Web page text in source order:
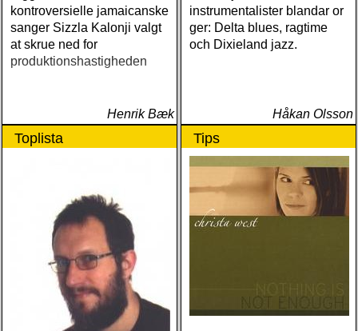
kontroversielle jamaicanske
sanger Sizzla Kalonji valgt
at skrue ned for
produktionshastigheden
Henrik Bæk
instrumentalister blandar or
ger: Delta blues, ragtime
och Dixieland jazz.
Håkan Olsson
Toplista Tips